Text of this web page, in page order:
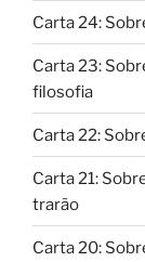
Carta 24:
Carta 23:
filosofia
Carta 22:
Carta 21:
trarão
Carta 20: